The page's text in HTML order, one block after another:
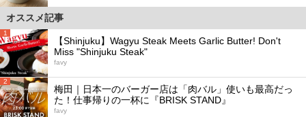
オススメ記事
1
【Shinjuku】Wagyu Steak Meets Garlic Butter! Don't
Miss "Shinjuku Steak"
favy
2
梅田｜日本一のバーガー店は「肉バル」使いも最高だっ
た！仕事帰りの一杯に『BRISK STAND』
favy